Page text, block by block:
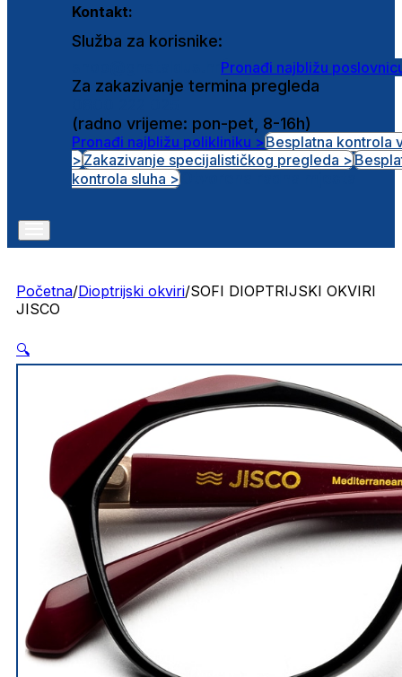
Kontakt:
Služba za korisnike:
Pronađi najbližu
Za zakazivanje termina pregleda
(radno vrijeme: pon-pet, 8-16h)
Pronađi najbližu polikliniku >Besplatna kontrola
>Zakazivanje specijalističkog pregleda >
kontrola sluha >
Početna/Dioptrijski okviri/SOFI DIOPTRIJSKI OKVIRI
JISCO
🔍